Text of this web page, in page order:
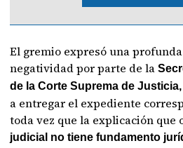
El gremio expresó una
negatividad por parte de la
de la Corte Suprema de Justicia,
a entregar el expediente
toda vez que la explicación
judicial no tiene fundamento